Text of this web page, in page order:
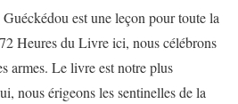
est une leçon pour toute la
Heures du Livre ici, nous célébrons
armes. Le livre est notre plus
nous érigeons les sentinelles de la